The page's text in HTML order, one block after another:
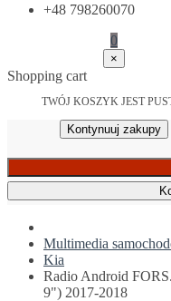
+48 798260070
0
×
Shopping cart
TWÓJ KOSZYK JEST
Kontynuuj zakupy
Multimedia
Kia
Radio Android
9") 2017-2018